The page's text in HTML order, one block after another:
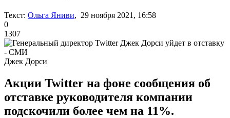
Текст: Ольга Яниви, 29 ноября 2021, 16:58
0
1307
Джек Дорси
Акции Twitter на фоне сообщения об
отставке руководителя компании
подскочили более чем на 11%.